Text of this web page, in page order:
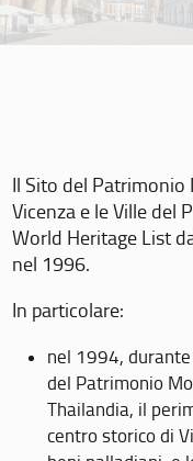
Il Sito del Patrimonio
Vicenza e le Ville del
World Heritage List
nel 1996.
In particolare:
nel 1994,
del Patrimonio
Thailandia, il
centro storico di